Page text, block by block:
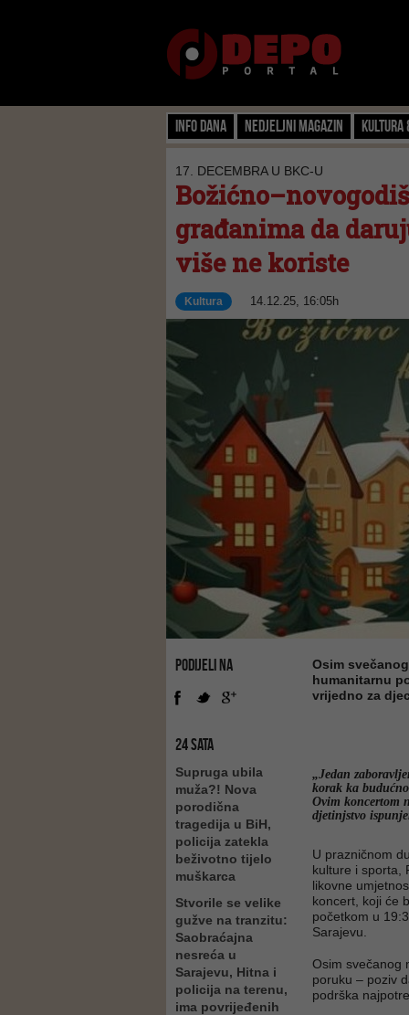
Info dana Nedjeljni magazin Kultura
17. DECEMBRA U BKC-U
građanima da
više ne koriste
Kultura 14.12.25, 16:05h
PODIJELI NA
24 SATA
Supruga ubila
muža?! Nova
porodična
tragedija u BiH,
policija zatekla
beživotno tijelo
muškarca
Stvorile se velike
gužve na tranzitu:
Saobraćajna
nesreća u
Sarajevu, Hitna i
policija na terenu,
ima povrijeđenih
Osim
humanitarnu
vrijedno za
„Jedan
korak ka
Ovim koncertom
djetinjstvo
U prazničnom
kulture i sporta,
likovne
koncert, koji će
početkom u
Sarajevu.
Osim svečanog
poruku – poziv
podrška